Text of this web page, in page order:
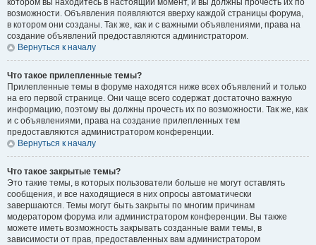
котором вы находитесь в настоящий момент, и вы должны прочесть их по
возможности. Объявления появляются вверху каждой страницы форума,
в котором они созданы. Так же, как и с важными объявлениями, права на
создание объявлений предоставляются администратором.
Вернуться к началу
Что такое прилепленные темы?
Прилепленные темы в форуме находятся ниже всех объявлений и только
на его первой странице. Они чаще всего содержат достаточно важную
информацию, поэтому вы должны прочесть их по возможности. Так же, как
и с объявлениями, права на создание прилепленных тем
предоставляются администратором конференции.
Вернуться к началу
Что такое закрытые темы?
Это такие темы, в которых пользователи больше не могут оставлять
сообщения, и все находящиеся в них опросы автоматически
завершаются. Темы могут быть закрыты по многим причинам
модератором форума или администратором конференции. Вы также
можете иметь возможность закрывать созданные вами темы, в
зависимости от прав, предоставленных вам администратором